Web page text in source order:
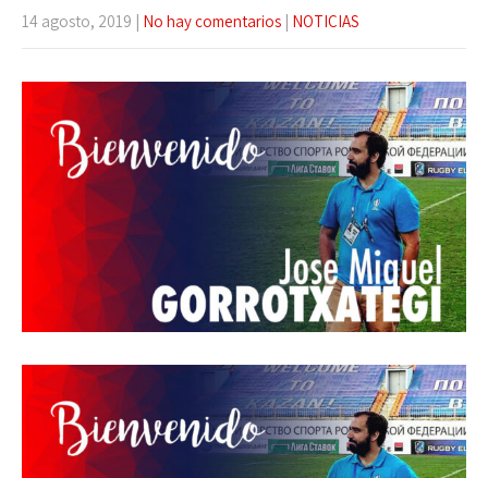
14 agosto, 2019 | No hay comentarios | NOTICIAS